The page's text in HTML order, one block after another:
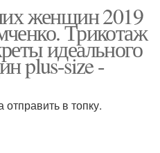
Тенденции для полных
женщин
Одежда для
женщин
женщин 2019
Трикотаж
идеального
plus-size -
в топку.